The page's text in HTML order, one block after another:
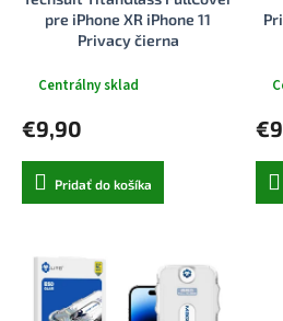
pre iPhone XR iPhone 11
Privacy čierna
Centrálny sklad
€9,90
Pridať do košíka